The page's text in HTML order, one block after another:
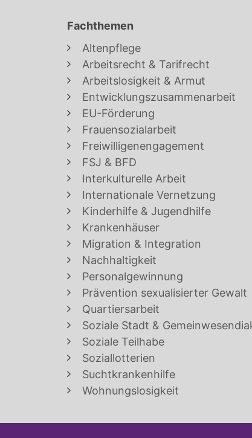
Fachthemen
Altenpflege
Arbeitsrecht & Tarifrecht
Arbeitslosigkeit & Armut
Entwicklungszusammenarbeit
EU-Förderung
Frauensozialarbeit
Freiwilligenengagement
FSJ & BFD
Interkulturelle Arbeit
Internationale Vernetzung
Kinderhilfe & Jugendhilfe
Krankenhäuser
Migration & Integration
Nachhaltigkeit
Personalgewinnung
Prävention sexualisierter Gewalt
Quartiersarbeit
Soziale Stadt &
Soziale Teilhabe
Soziallotterien
Suchtkrankenhilfe
Wohnungslosigkeit